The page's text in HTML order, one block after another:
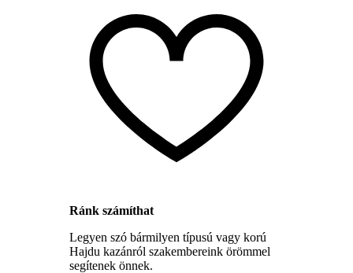
Ránk számíthat
Legyen szó bármilyen típusú vagy korú
Hajdu kazánról szakembereink örömmel
segítenek önnek.